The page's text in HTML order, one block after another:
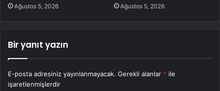
Ağustos 5, 2026 Ağustos 5, 2026
Bir yanıt yazın
E-posta adresiniz yayınlanmayacak. Gerekli alanlar * ile
işaretlenmişlerdir